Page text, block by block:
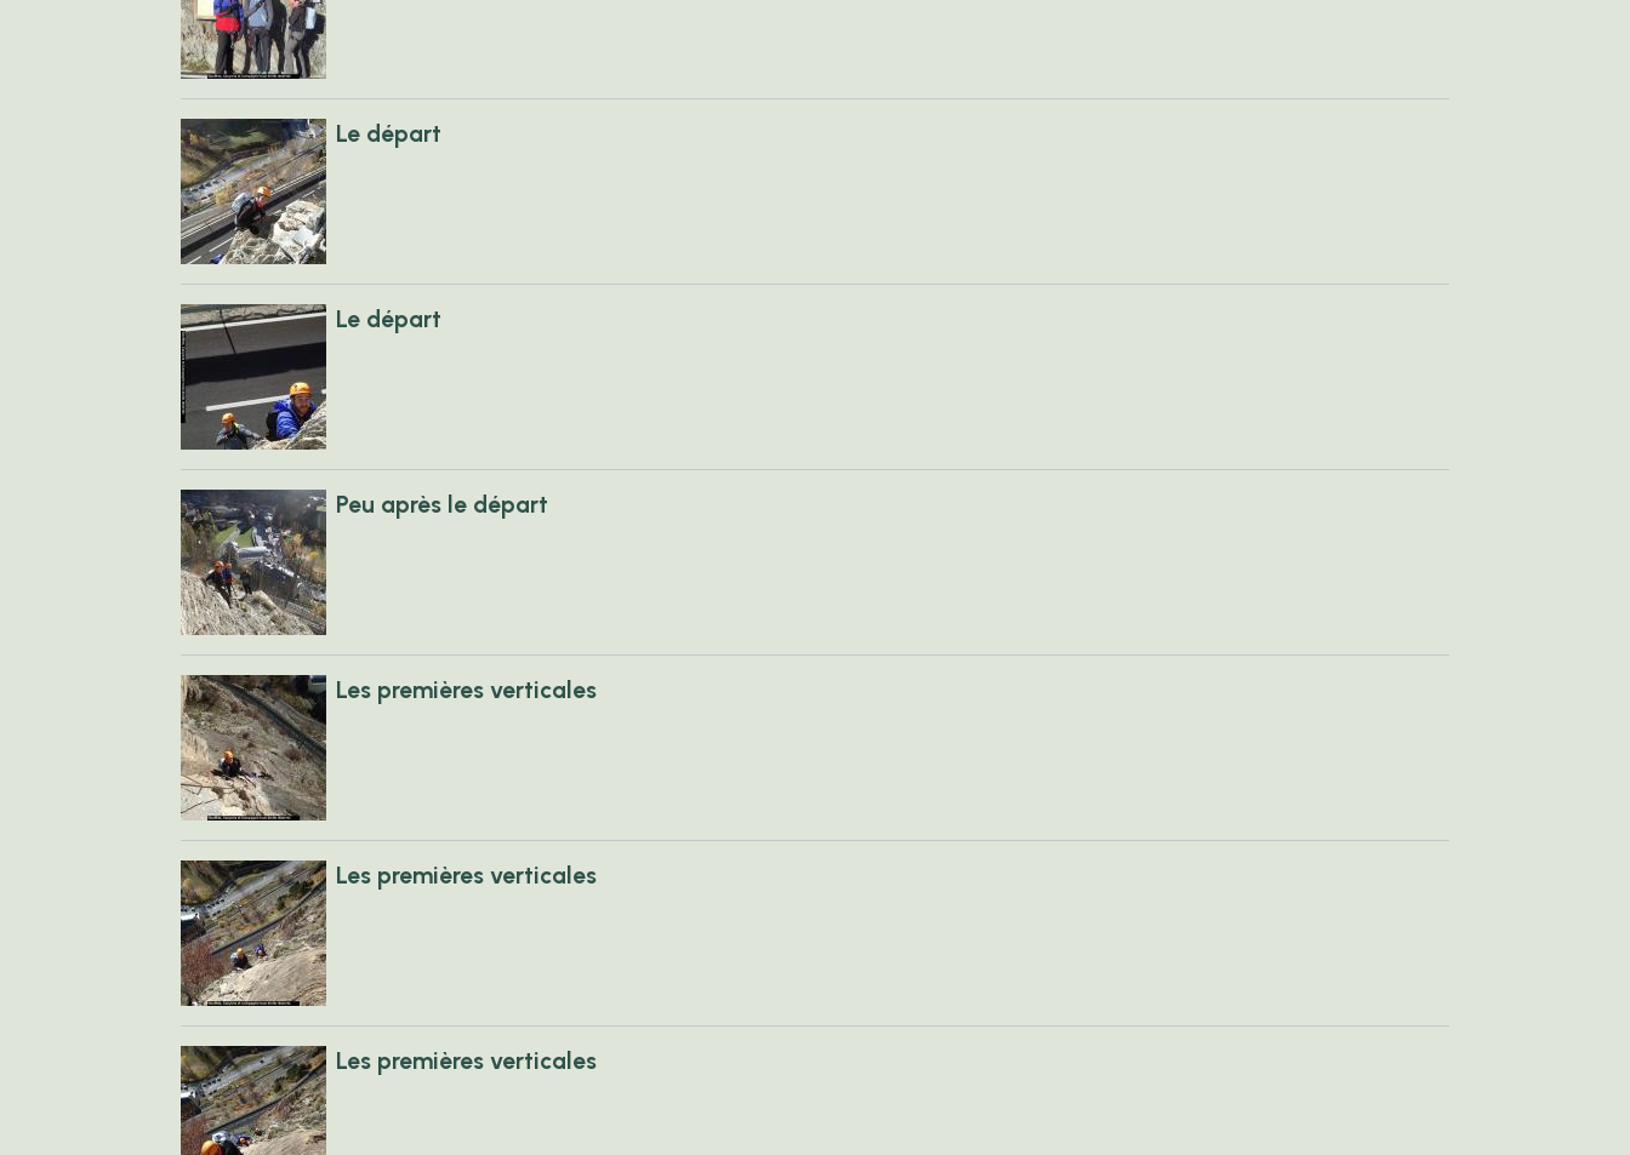
Le départ
Le départ
Peu après le départ
Les premières verticales
Les premières verticales
Les premières verticales